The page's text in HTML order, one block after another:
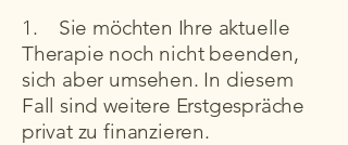
1. Sie möchten Ihre aktuelle
Therapie noch nicht beenden,
sich aber umsehen. In diesem
Fall sind weitere Erstgespräche
privat zu finanzieren.